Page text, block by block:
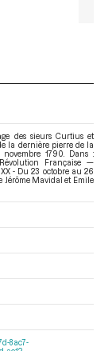
des sieurs Curtius et
la dernière pierre de la
1790. Dans :
Française —
- Du 23 octobre au 26
Jérôme Mavidal et Emile
8ac7-